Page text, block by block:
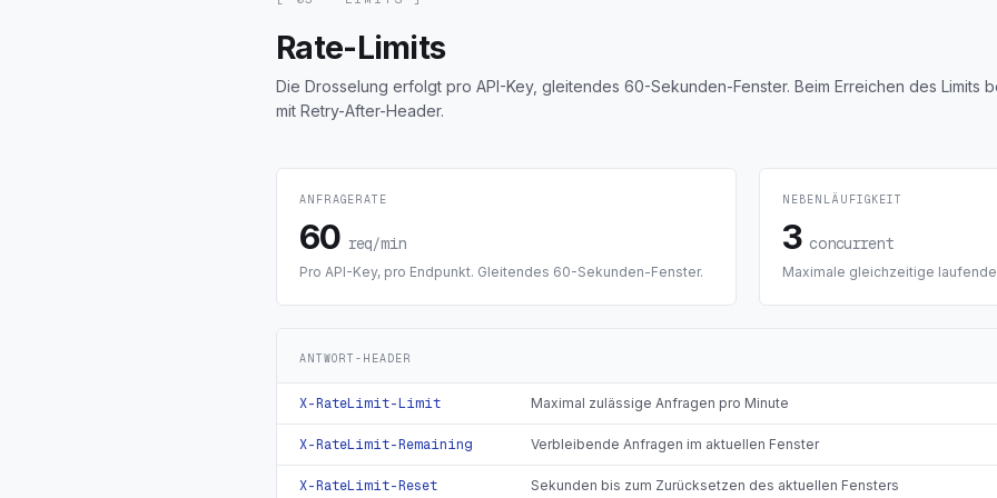
Rate-Limits
Die Drosselung erfolgt pro API-Key, gleitendes 60-Sekunden-Fenster. Beim Erreichen des Limits
mit Retry-After-Header.
ANFRAGERATE
60 req/min
Pro API-Key, pro Endpunkt. Gleitendes 60-Sekunden-Fenster.
NEBENLÄUFIGKEIT
3 concurrent
Maximale gleichzeitige
ANTWORT-HEADER
X-RateLimit-Limit Maximal zulässige Anfragen pro Minute
X-RateLimit-Remaining Verbleibende Anfragen im aktuellen Fenster
X-RateLimit-Reset Sekunden bis zum Zurücksetzen des aktuellen Fensters